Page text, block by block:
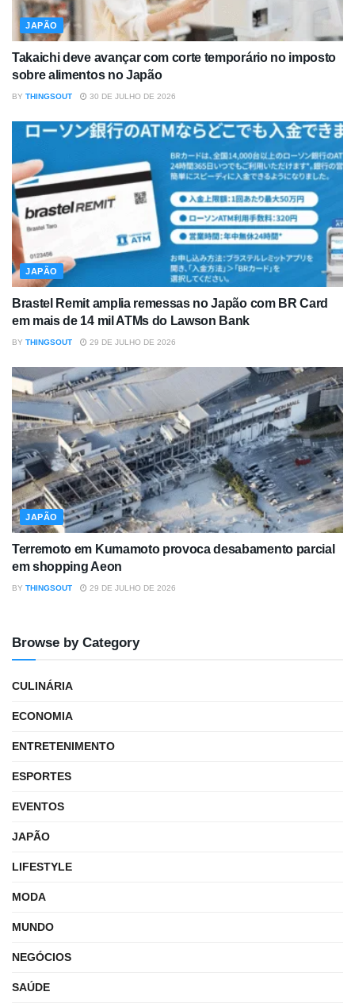
JAPÃO
Takaichi deve avançar com corte temporário no imposto
sobre alimentos no Japão
BY THINGSOUT 30 DE JULHO DE 2026
JAPÃO
Brastel Remit amplia remessas no Japão com BR Card
em mais de 14 mil ATMs do Lawson Bank
BY THINGSOUT 29 DE JULHO DE 2026
JAPÃO
Terremoto em Kumamoto provoca desabamento parcial
em shopping Aeon
BY THINGSOUT 29 DE JULHO DE 2026
Browse by Category
CULINÁRIA
ECONOMIA
ENTRETENIMENTO
ESPORTES
EVENTOS
JAPÃO
LIFESTYLE
MODA
MUNDO
NEGÓCIOS
SAÚDE